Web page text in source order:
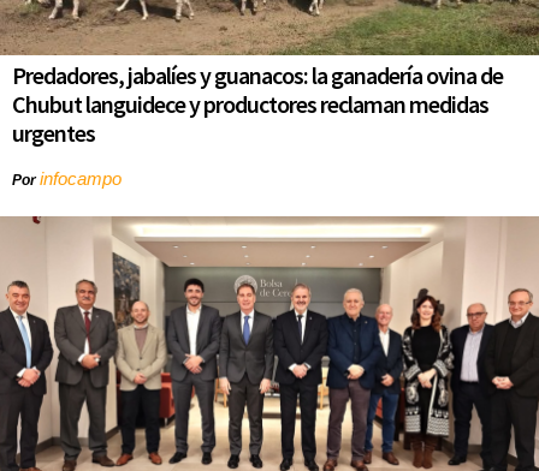
Predadores, jabalíes y guanacos: la ganadería ovina de
Chubut languidece y productores reclaman medidas
urgentes
Porinfocampo